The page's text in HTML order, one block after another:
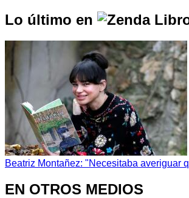
Lo último en
Beatriz Montañez: "Necesitaba averiguar
EN OTROS MEDIOS